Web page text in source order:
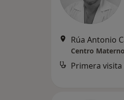
Centro